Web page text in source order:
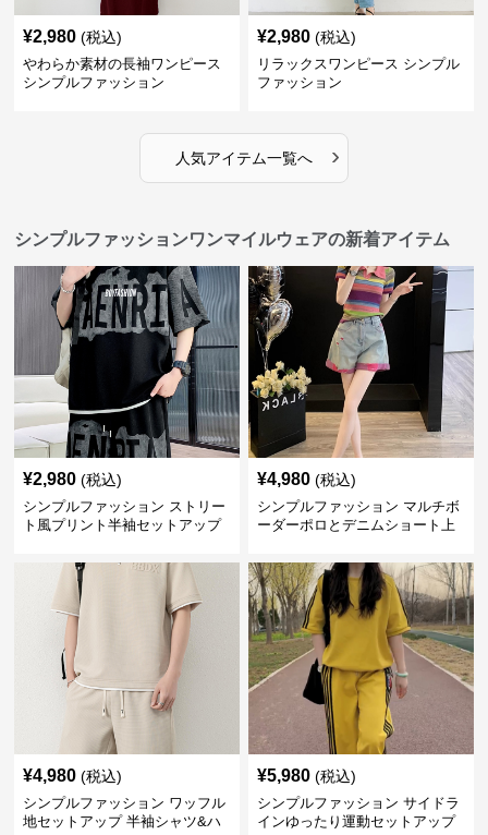
¥2,980 (税込)
やわらか素材の長袖ワンピース
シンプルファッション
¥2,980 (税込)
リラックスワンピース シンプル
ファッション
人気アイテム一覧へ ›
シンプルファッションワンマイルウェアの新着アイテム
¥2,980 (税込)
シンプルファッション ストリー
ト風プリント半袖セットアップ
¥4,980 (税込)
シンプルファッション マルチボ
ーダーポロとデニムショート上
¥4,980 (税込)
シンプルファッション ワッフル
地セットアップ 半袖シャツ&ハ
¥5,980 (税込)
シンプルファッション サイドラ
インゆったり運動セットアップ